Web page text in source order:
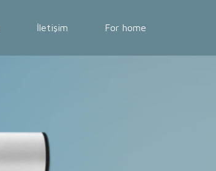
İletişim For home